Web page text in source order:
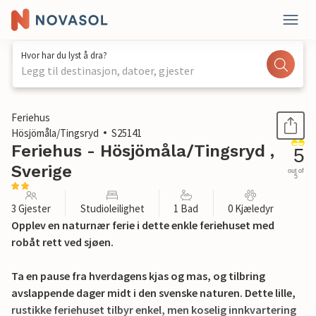
Hvor har du lyst å dra?
Legg til destinasjon, datoer, gjester
1 / 17
Feriehus
Hösjömåla/Tingsryd
S25141
Feriehus - Hösjömåla/Tingsryd ,
Sverige
5
out of
5
3 Gjester Studioleilighet 1 Bad 0 Kjæledyr
Opplev en naturnær ferie i dette enkle feriehuset med
robåt rett ved sjøen.
Ta en pause fra hverdagens kjas og mas, og tilbring
avslappende dager midt i den svenske naturen. Dette lille,
rustikke feriehuset tilbyr enkel, men koselig innkvartering